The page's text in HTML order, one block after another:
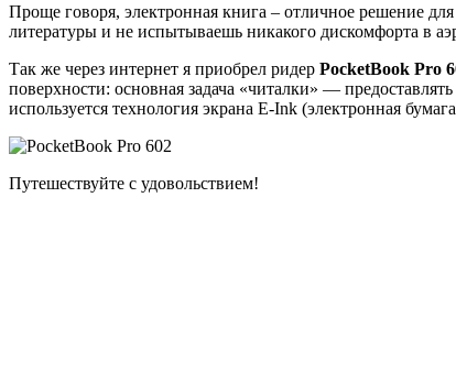
Проще говоря, электронная книга – отличное решение
литературы и не испытываешь никакого дискомфорта в
Так же через интернет я приобрел ридер PocketBook Pro
поверхности: основная задача «читалки» —
используется технология экрана E-Ink (электронная
Путешествуйте с удовольствием!